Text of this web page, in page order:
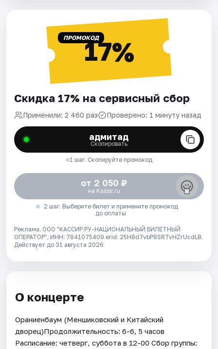
ПРОМОКОД17%
Скидка 17% на сервисный сбор
Применили: 2 460 раз Проверено: 1 минуту назад
адмитад
Скопировать
1 шаг. Скопируйте промокод
от 2 050 ₽
на Kassir.ru
2 шаг. Выберите билет и примените промокод
до оплаты
Реклама. ООО "КАССИР.РУ-НАЦИОНАЛЬНЫЙ БИЛЕТНЫЙ
ОПЕРАТОР", ИНН: 7841075409 erid: 25H8d7vbP8SRTvHZrUcdLB.
Действует до 31 августа 2026
О концерте
Ораниенбаум (Меншиковский и Китайский
дворец)Продолжительность: 6-6, 5 часов
Расписание: четверг, суббота в 12-00 Сбор группы: